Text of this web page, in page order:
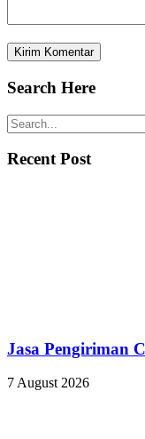
Search Here
Recent Post
Jasa Pengiriman
7 August 2026